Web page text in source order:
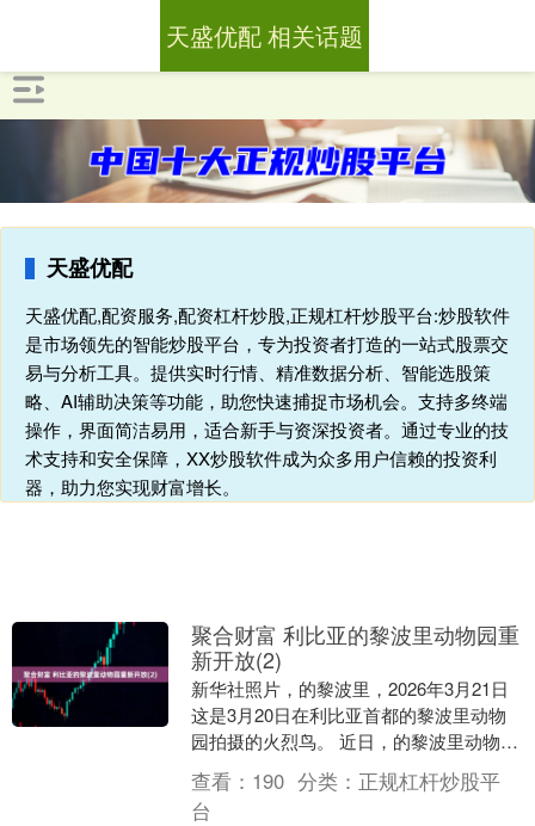
天盛优配
天盛优配,配资服务,配资杠杆炒股,正规杠杆炒股平台:炒股软件
是市场领先的智能炒股平台，专为投资者打造的一站式股票交
易与分析工具。提供实时行情、精准数据分析、智能选股策
略、AI辅助决策等功能，助您快速捕捉市场机会。支持多终端
操作，界面简洁易用，适合新手与资深投资者。通过专业的技
术支持和安全保障，XX炒股软件成为众多用户信赖的投资利
器，助力您实现财富增长。
天盛优配 相关话题
聚合财富 利比亚的黎波里动物园重
新开放(2)
新华社照片，的黎波里，2026年3月21日
这是3月20日在利比亚首都的黎波里动物
园拍摄的火烈鸟。 近日，的黎波里动物园
在关闭逾十六年后重新对外开放。 新华社
发....
查看： 190 分类： 正规杠杆炒股平
台